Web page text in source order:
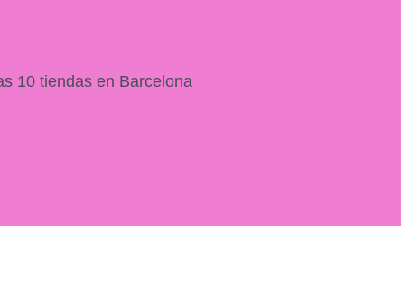
10 tiendas en Barcelona